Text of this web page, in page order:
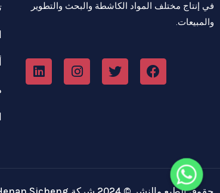
في إنتاج مختلف المواد الكاشطة والبحث والتطوير
والمبيعات.